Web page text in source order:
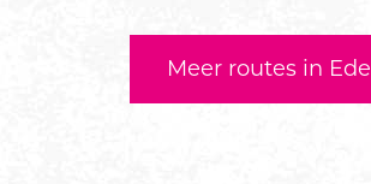
Meer routes in Ede